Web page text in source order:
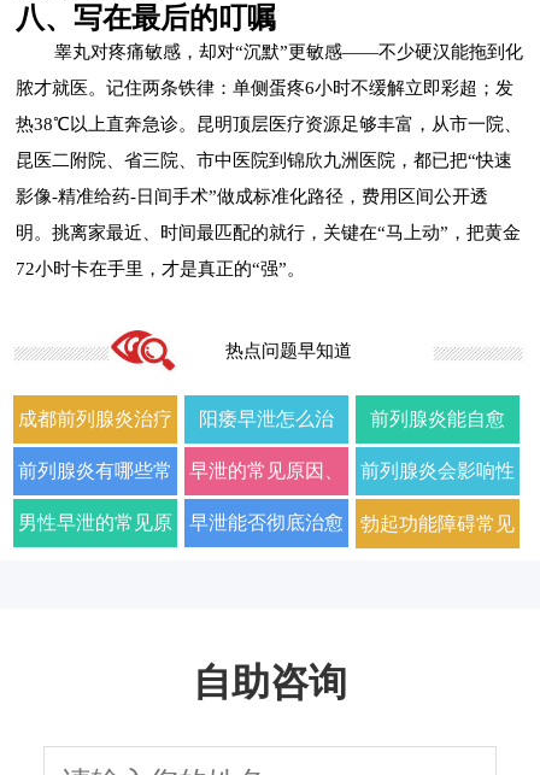
八、写在最后的叮嘱
睾丸对疼痛敏感，却对“沉默”更敏感——不少硬汉能拖到化
脓才就医。记住两条铁律：单侧蛋疼6小时不缓解立即彩超；发
热38℃以上直奔急诊。昆明顶层医疗资源足够丰富，从市一院、
昆医二附院、省三院、市中医院到锦欣九洲医院，都已把“快速
影像-精准给药-日间手术”做成标准化路径，费用区间公开透
明。挑离家最近、时间最匹配的就行，关键在“马上动”，把黄金
72小时卡在手里，才是真正的“强”。
热点问题早知道
成都前列腺炎治疗
哪家男科医院好
2026年口碑推荐
阳痿早泄怎么治
疗？2026年男科专
家详解病因与科学
前列腺炎能自愈
吗？2026年科学治
疗方法与日常护理
前列腺炎有哪些常
见症状以及如何科
早泄的常见原因、
症状及改善方法全
前列腺炎会影响性
生活质量和性功能
男性早泄的常见原 早泄能否彻底治愈 勃起功能障碍常见
自助咨询